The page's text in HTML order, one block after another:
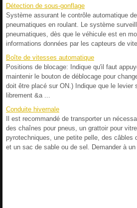
Détection de sous-gonflage
Système assurant le contrôle automatique
pneumatiques en roulant. Le système
pneumatiques, dès que le véhicule est en
informations données par les capteurs de
Boîte de vitesses automatique
Positions de blocage: Indique qu'il faut
maintenir le bouton de déblocage pour
doit être placé sur ON.) Indique que le levier
librement &a ...
Conduite hivernale
Il est recommandé de transporter un
des chaînes pour pneus, un grattoir pour
pyrotechniques, une petite pelle, des câbles
et un sac de sable ou de sel. Demander à un